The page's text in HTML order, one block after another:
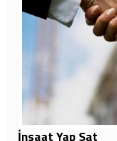
İnşaat Yap Sat